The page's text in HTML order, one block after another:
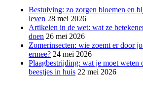
Bestuiving: zo zorgen bloemen en
leven 28 mei 2026
Artikelen in de wet: wat ze
doen 26 mei 2026
Zomerinsecten: wie zoemt er door
ermee? 24 mei 2026
Plaagbestrijding: wat je moet weten
beestjes in huis 22 mei 2026